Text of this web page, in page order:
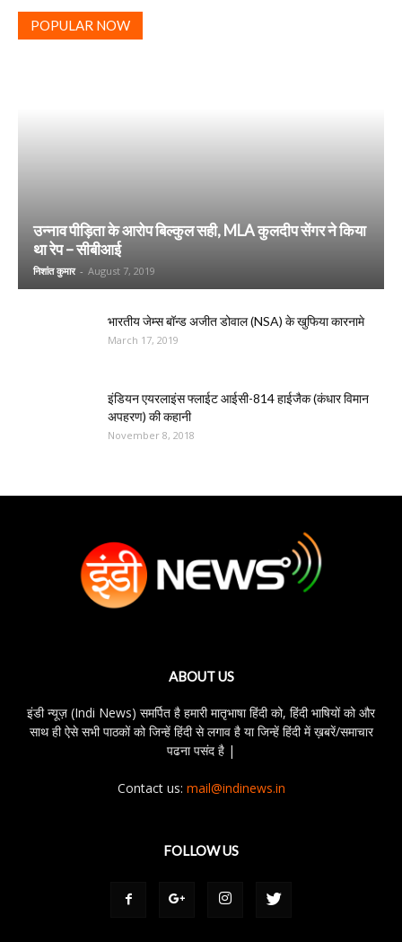
POPULAR NOW
उन्नाव पीड़िता के आरोप बिल्कुल सही, MLA कुलदीप सेंगर ने किया
था रेप – सीबीआई
निशांत कुमार - August 7, 2019
भारतीय जेम्स बॉन्ड अजीत डोवाल (NSA) के खुफिया कारनामे
March 17, 2019
इंडियन एयरलाइंस फ्लाईट आईसी-814 हाईजैक (कंधार विमान
अपहरण) की कहानी
November 8, 2018
ABOUT US
इंडी न्यूज़ (Indi News) समर्पित है हमारी मातृभाषा हिंदी को, हिंदी भाषियों को और
साथ ही ऐसे सभी पाठकों को जिन्हें हिंदी से लगाव है या जिन्हें हिंदी में ख़बरें/समाचार
पढना पसंद है |
Contact us: mail@indinews.in
FOLLOW US